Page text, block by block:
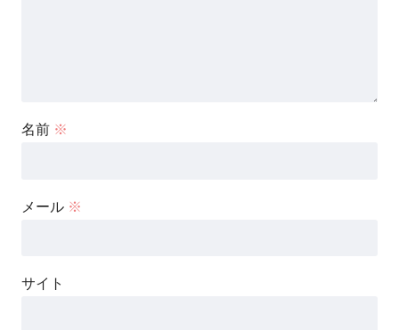
名前 ※
メール ※
サイト